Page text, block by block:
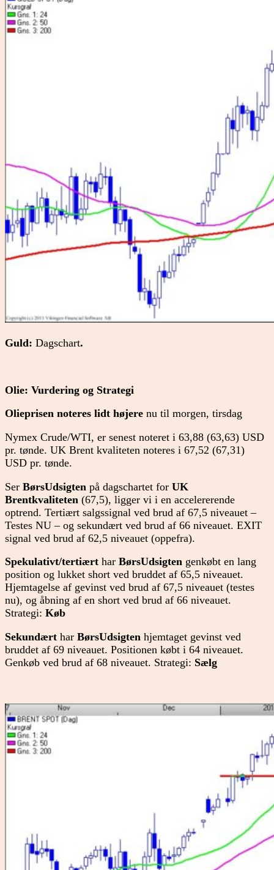
Guld: Dagschart.
Olie: Vurdering og Strategi
Olieprisen noteres lidt højere nu til morgen, tirsdag
Nymex Crude/WTI, er senest noteret i 63,88 (63,63) USD
pr. tønde. UK Brent kvaliteten noteres i 67,52 (67,31)
USD pr. tønde.
Ser BørsUdsigten på dagschartet for UK
Brentkvaliteten (67,5), ligger vi i en accelererende
optrend. Tertiært salgssignal ved brud af 67,5 niveauet –
Testes NU – og sekundært ved brud af 66 niveauet. EXIT
signal ved brud af 62,5 niveauet (oppefra).
Spekulativt/tertiært har BørsUdsigten genkøbt en lang
position og lukket short ved bruddet af 65,5 niveauet.
Hjemtagelse af gevinst ved brud af 67,5 niveauet (testes
nu), og åbning af en short ved brud af 66 niveauet.
Strategi: Køb
Sekundært har BørsUdsigten hjemtaget gevinst ved
bruddet af 69 niveauet. Positionen købt i 64 niveauet.
Genkøb ved brud af 68 niveauet. Strategi: Sælg